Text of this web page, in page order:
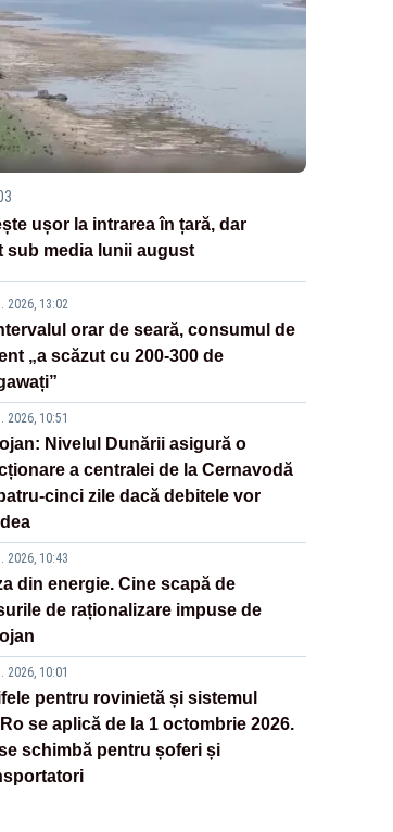
ușor la intrarea în țară, dar
sub media lunii august
2026, 13:02
orar de seară, consumul de
„a scăzut cu 200-300 de
2026, 10:51
Nivelul Dunării asigură o
a centralei de la Cernavodă
cinci zile dacă debitele vor
2026, 10:43
din energie. Cine scapă de
de raționalizare impuse de
2026, 10:01
pentru rovinietă și sistemul
se aplică de la 1 octombrie 2026.
schimbă pentru șoferi și